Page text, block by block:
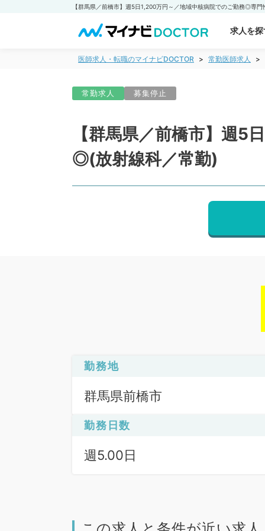
求人を探
医師求人・転職のマイナビDOCTOR 常勤医師求人
常勤求人 募集停止
【群馬県／前橋市】週
◎(放射線科／常勤)
勤務地
群馬県前橋市
勤務日数
週5.00日